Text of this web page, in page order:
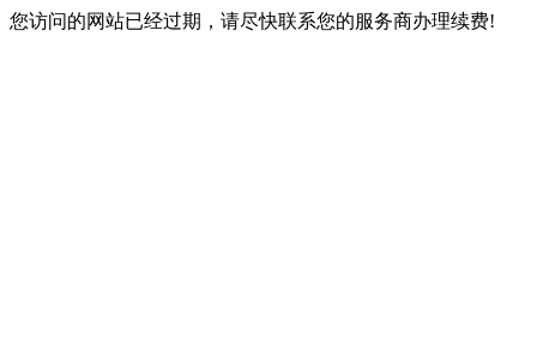
您访问的网站已经过期，请尽快联系您的服务商办理续费!